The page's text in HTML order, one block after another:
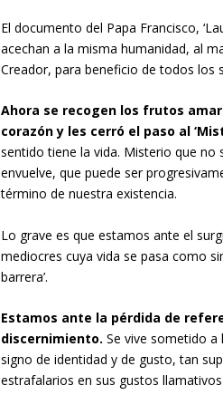
El documento del Papa Francisco,
acechan a la misma humanidad, al
Creador, para beneficio de todos
Ahora se recogen los frutos
corazón y les cerró el paso al
sentido tiene la vida. Misterio que
envuelve, que puede ser
término de nuestra existencia.
Lo grave es que estamos ante el
mediocres cuya vida se pasa como
barrera’.
Estamos ante la pérdida de
discernimiento. Se vive sometido
signo de identidad y de gusto, tan
estrafalarios en sus gustos